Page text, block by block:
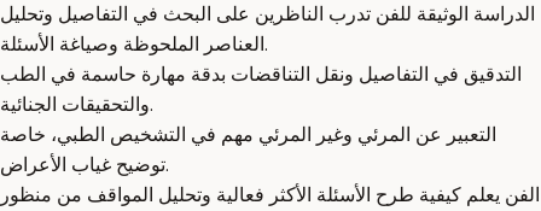
الدراسة الوثيقة للفن تدرب الناظرين على البحث في التفاصيل وتحليل
العناصر الملحوظة وصياغة الأسئلة.
التدقيق في التفاصيل ونقل التناقضات بدقة مهارة حاسمة في الطب
والتحقيقات الجنائية.
التعبير عن المرئي وغير المرئي مهم في التشخيص الطبي، خاصة
توضيح غياب الأعراض.
الفن يعلم كيفية طرح الأسئلة الأكثر فعالية وتحليل المواقف من منظور